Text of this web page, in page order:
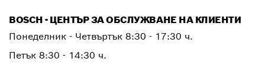
BOSCH - ЦЕНТЪР ЗА ОБСЛУЖВАНЕ НА КЛИЕНТИ
Понеделник - Четвъртък 8:30 - 17:30 ч.
Петък 8:30 - 14:30 ч.